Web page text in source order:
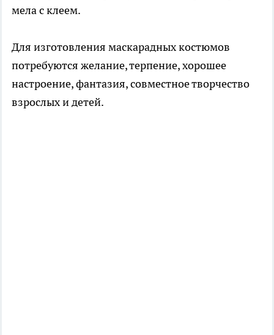
мела с клеем.
Для изготовления маскарадных костюмов
потребуются желание, терпение, хорошее
настроение, фантазия, совместное творчество
взрослых и детей.